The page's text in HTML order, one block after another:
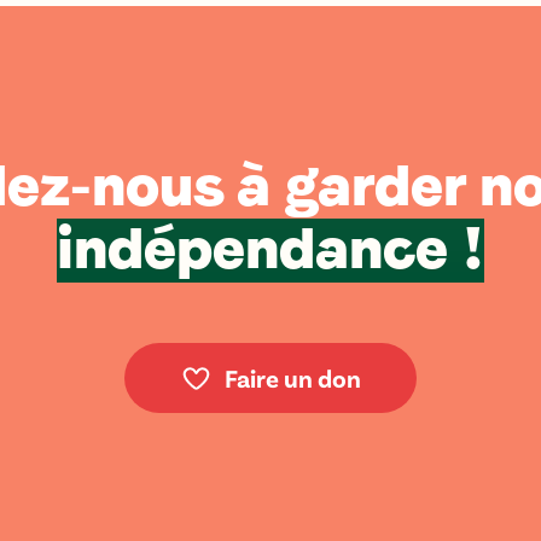
nous à garder
indépendance !
Faire un don